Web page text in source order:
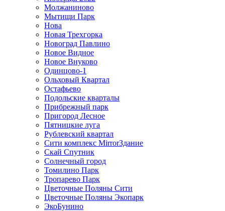
Молжаниново
Мытищи Парк
Нова
Новая Трехгорка
Новоград Павлино
Новое Видное
Новое Внуково
Одинцово-1
Ольховый Квартал
Остафьево
Подольские кварталы
Прибрежный парк
Пригород Лесное
Пятницкие луга
Рублевский квартал
Сити комплекс MirrorЗдание
Скай Спутник
Солнечный город
Томилино Парк
Тропарево Парк
Цветочные Поляны Сити
Цветочные Поляны Экопарк
ЭкоБунино